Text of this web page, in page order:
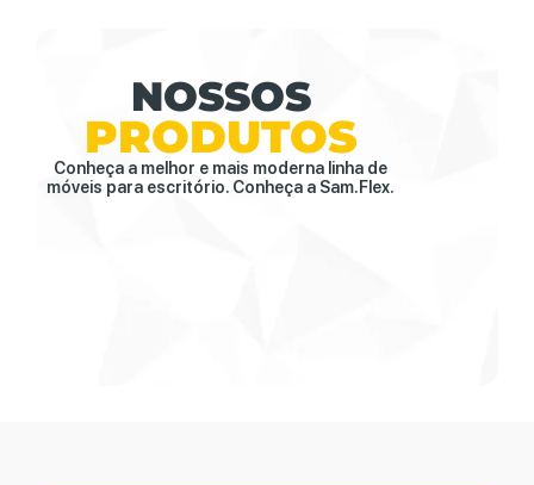
NOSSOS
PRODUTOS
Conheça a melhor e mais moderna linha de
móveis para escritório. Conheça a Sam.Flex.